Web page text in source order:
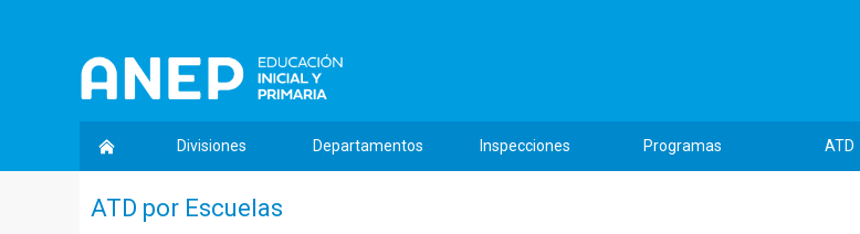
Divisiones Departamentos Inspecciones Programas ATD
ATD por Escuelas